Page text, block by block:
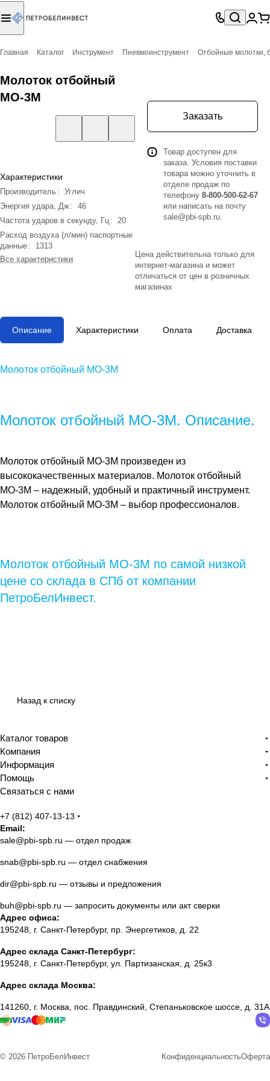
Главная Каталог Инструмент Пневмоинструмент Отбойные молотки,
Молоток отбойный
МО-3М
Характеристики
Производитель : Углич
Энергия удара, Дж : 46
Частота ударов в секунду, Гц : 20
Расход воздуха (л/мин) паспортные
данные :
1313
Все характеристики
Заказать
Товар доступен для
заказа. Условия поставки
товара можно уточнить в
отделе продаж по
телефону 8-800-500-62-67
или написать на почту
sale@pbi-spb.ru.
Цена действительна только для
интернет-магазина и может
отличаться от цен в розничных
магазинах
Описание Характеристики Оплата Доставка
Молоток отбойный МО-3М
Молоток отбойный МО-3М. Описание.
Молоток отбойный МО-3М произведен из
высококачественных материалов. Молоток отбойный
МО-3М – надежный, удобный и практичный инструмент.
Молоток отбойный МО-3М – выбор профессионалов.
Молоток отбойный МО-3М по самой низкой
цене со склада в СПб от компании
ПетроБелИнвест.
Назад к списку
Каталог товаров
Компания
Информация
Помощь
Связаться с нами
+7 (812) 407-13-13
Email:
sale@pbi-spb.ru — отдел продаж
snab@pbi-spb.ru — отдел снабжения
dir@pbi-spb.ru — отзывы и предложения
buh@pbi-spb.ru — запросить документы или акт сверки
Адрес офиса:
195248, г. Санкт-Петербург, пр. Энергетиков, д. 22
Адрес склада Санкт-Петербург:
195248, г. Санкт-Петербург, ул. Партизанская, д. 25к3
Адрес склада Москва:
141260, г. Москва, пос. Правдинский, Степаньковское шоссе, д. 31А
© 2026 ПетроБелИнвест КонфиденциальностьОферта